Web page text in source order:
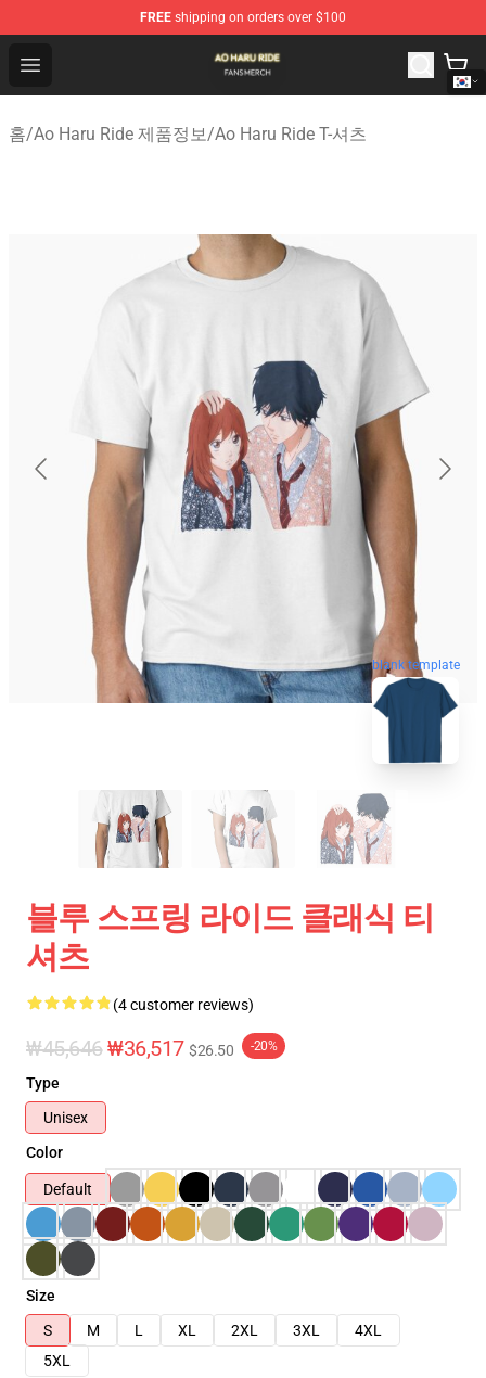
FREE shipping on orders over $100
Open menu
Ao Haru Ride Shop - Official Ao Haru Ride Merchandise
홈/Ao Haru Ride 제품정보/Ao Haru Ride T-셔츠
blank template
블루 스프링 라이드 클래식 티
셔츠
(4 customer reviews)
₩45,646₩36,517 $26.50 -20%
Type
Unisex
Color
Default
Size
S
M L XL 2XL 3XL
4XL
5XL